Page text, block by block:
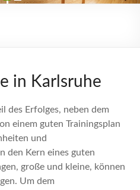
in Karlsruhe
des Erfolges, neben dem
einem guten Trainingsplan
und
den Kern eines guten
große und kleine, können
Um dem